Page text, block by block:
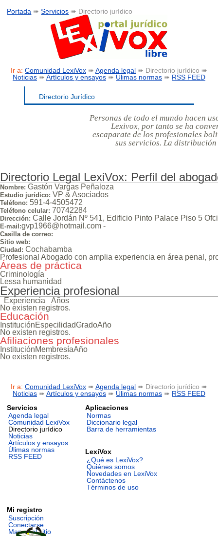
Portada ➠Servicios ➠ Directorio jurídico
Ir a: Comunidad LexiVox ➠ Agenda legal ➠ Directorio jurídico ➠
Noticias ➠ Artículos y ensayos ➠ Úlimas normas ➠ RSS FEED
Directorio Jurídico
Personas de todo el mundo hacen
Lexivox, por tanto se ha
escaparate de los profesionales
sus servicios. La
Directorio Legal LexiVox: Perfil del
Nombre: Gastón Vargas Peñaloza
Estudio jurídico: VP & Asociados
Teléfono: 591-4-4505472
Teléfono celular: 70742284
Dirección: Calle Jordán Nº 541, Edificio Pinto Palace Piso 5
E-mail:gvp1966@hotmail.com -
Casilla de correo:
Sitio web:
Ciudad: Cochabamba
Profesional Abogado con amplia experiencia en área penal,
Áreas de práctica
Criminología
Lessa humanidad
Experiencia profesional
Experiencia
Años
No existen registros.
Educación
InstituciónEspecilidadGradoAño
No existen registros.
Afiliaciones profesionales
InstituciónMembresíaAño
No existen registros.
Ir a: Comunidad LexiVox ➠ Agenda legal ➠ Directorio jurídico ➠
Noticias ➠ Artículos y ensayos ➠ Úlimas normas ➠ RSS FEED
Servicios
Agenda legal
Comunidad LexiVox
Directorio jurídico
Noticias
Artículos y ensayos
Úlimas normas
RSS FEED
Aplicaciones
Normas
Diccionario legal
Barra de herramientas
LexiVox
¿Qué es LexiVox?
Quiénes somos
Novedades en LexiVox
Contáctenos
Términos de uso
Mi registro
Suscripción
Conectarse
Mapa del sitio